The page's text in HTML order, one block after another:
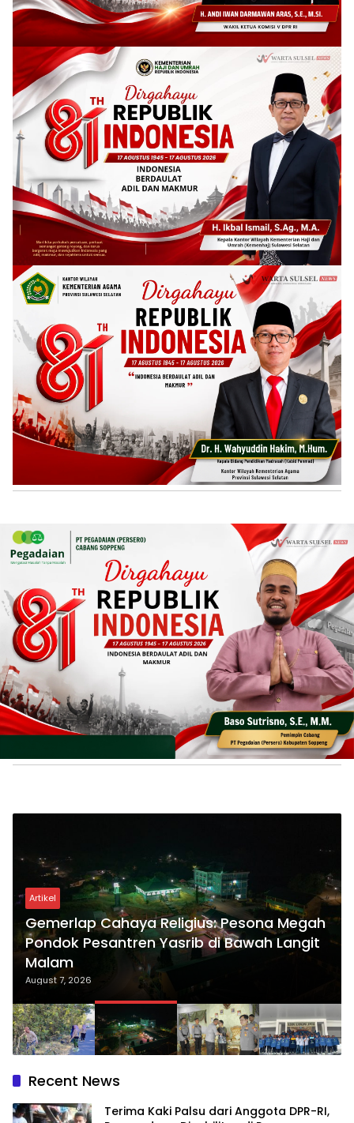
Artikel
Gemerlap Cahaya Religius: Pesona Megah
Pondok Pesantren Yasrib di Bawah Langit
Malam
August 7, 2026
Recent News
Terima Kaki Palsu dari Anggota DPR-RI,